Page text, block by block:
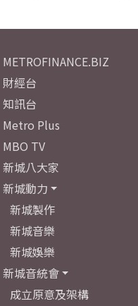
METROFINANCE.BIZ
財經台
知訊台
Metro Plus
MBO TV
新城八大家
新城動力
新城製作
新城音樂
新城娛樂
新城音統會
成立原意及架構